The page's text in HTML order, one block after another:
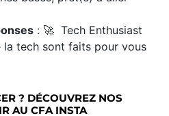
: 🚀 Tech Enthusiast
tech sont faits pour vous
? DÉCOUVREZ NOS
AU CFA INSTA